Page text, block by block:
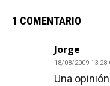
1 COMENTARIO
Jorge
18/08/2009 13:28
Una